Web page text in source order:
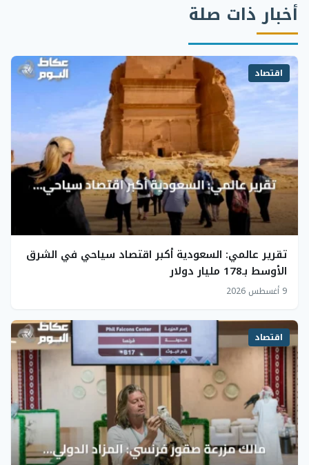
أخبار ذات صلة
اقتصاد
تقرير عالمي: السعودية أكبر اقتصاد سياحي في الشرق
الأوسط بـ178 مليار دولار
9 أغسطس 2026
اقتصاد